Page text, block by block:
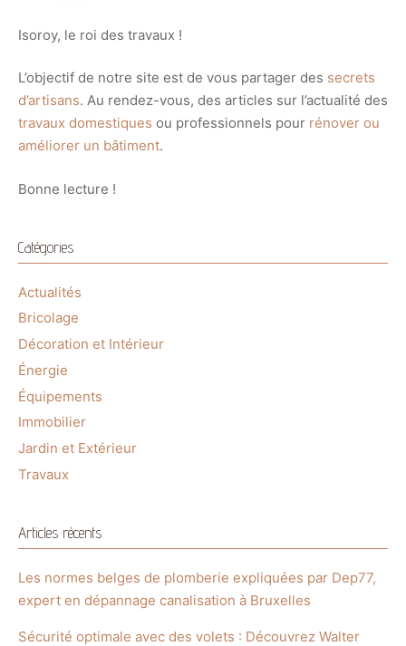
Isoroy, le roi des travaux !
L’objectif de notre site est de vous partager des secrets
d’artisans. Au rendez-vous, des articles sur l’actualité des
travaux domestiques ou professionnels pour rénover ou
améliorer un bâtiment.
Bonne lecture !
Catégories
Actualités
Bricolage
Décoration et Intérieur
Énergie
Équipements
Immobilier
Jardin et Extérieur
Travaux
Articles récents
Les normes belges de plomberie expliquées par Dep77,
expert en dépannage canalisation à Bruxelles
Sécurité optimale avec des volets : Découvrez Walter